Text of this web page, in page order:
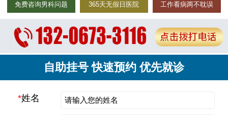
免费咨询男科问题 365天无假日医院 工作看病两不耽误
自助挂号 快速预约 优先就诊
*姓名